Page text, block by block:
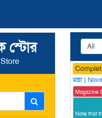
স্টোর
রান্না|
Magazine
Note that